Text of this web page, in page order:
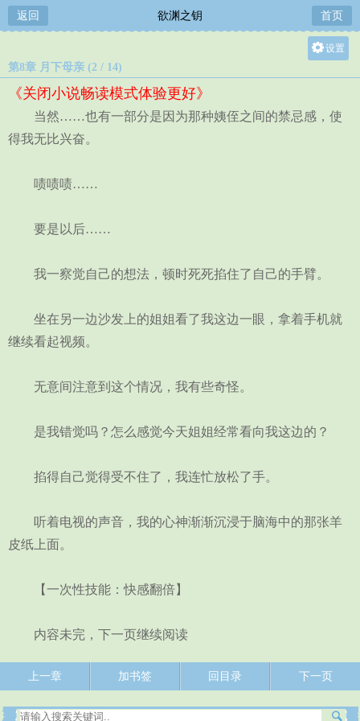
返回 欲渊之钥 首页
设置
中
第8章 月下母亲 (2 / 14)
《关闭小说畅读模式体验更好》
当然……也有一部分是因为那种姨侄之间的禁忌感，使
得我无比兴奋。
啧啧啧……
要是以后……
我一察觉自己的想法，顿时死死掐住了自己的手臂。
坐在另一边沙发上的姐姐看了我这边一眼，拿着手机就
继续看起视频。
无意间注意到这个情况，我有些奇怪。
是我错觉吗？怎么感觉今天姐姐经常看向我这边的？
掐得自己觉得受不住了，我连忙放松了手。
听着电视的声音，我的心神渐渐沉浸于脑海中的那张羊
皮纸上面。
【一次性技能：快感翻倍】
内容未完，下一页继续阅读
上一章 加书签 回目录 下一页